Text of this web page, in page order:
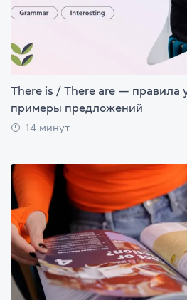
There is / There are — правила
примеры предложений
14 минут